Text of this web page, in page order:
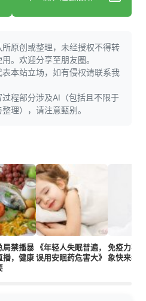
原创或整理，未经授权不得转
。欢迎分享至朋友圈。
本站立场，如有侵权请联系我
程部分涉及AI（包括且不限于
理），请注意甄别。
局禁播暴
播，健康
《年轻人失眠普遍，
误用安眠药危害大》
免疫力不
象快来看